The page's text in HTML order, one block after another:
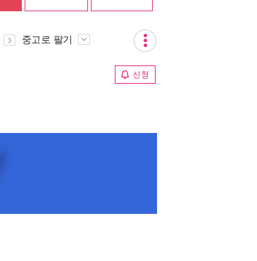
중고로 팔기
신청